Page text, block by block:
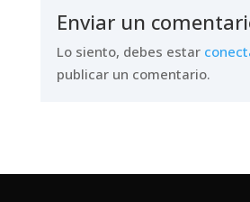
Enviar un
Lo siento, debes estar
publicar un comentario.